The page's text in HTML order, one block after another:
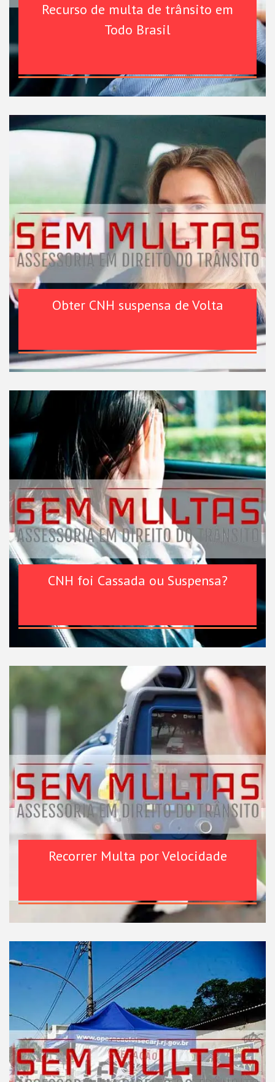
Recurso de multa de trânsito em
Todo Brasil
Obter CNH suspensa de Volta
CNH foi Cassada ou Suspensa?
Recorrer Multa por Velocidade